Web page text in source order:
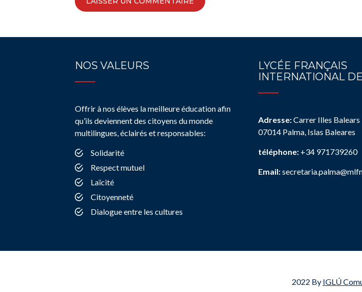
NOS VALEURS
Offrir à nos élèves la meilleure éducation afin
qu’ils deviennent des citoyens du monde
multilingues, éclairés et responsables:
Solidarité
Respect mutuel
Laïcité
Citoyenneté
Dialogue entre les cultures
LYCÉE FRANÇAIS
INTERNATIONAL
Adresse:Carrer Illes
07014 Palma, Islas Baleares
téléphone: +34 971739260
Email:
2022 By IGLÚ